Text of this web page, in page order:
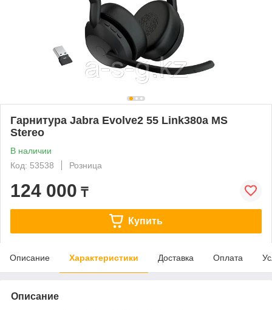
Гарнитура Jabra Evolve2 55 Link380a MS
Stereo
В наличии
Код: 53538
Розница
124 000 ₸
Купить
Описание Характеристики Доставка Оплата
Описание